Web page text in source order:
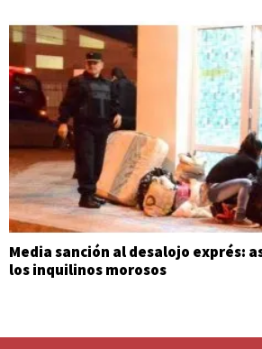
Media sanción al desalojo exprés:
los inquilinos morosos